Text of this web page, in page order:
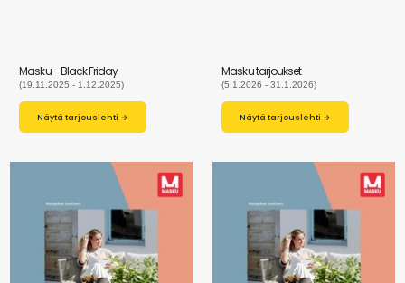
Masku - Black Friday
(19.11.2025 - 1.12.2025)
Näytä tarjouslehti →
Masku tarjoukset
(5.1.2026 - 31.1.2026)
Näytä tarjouslehti →